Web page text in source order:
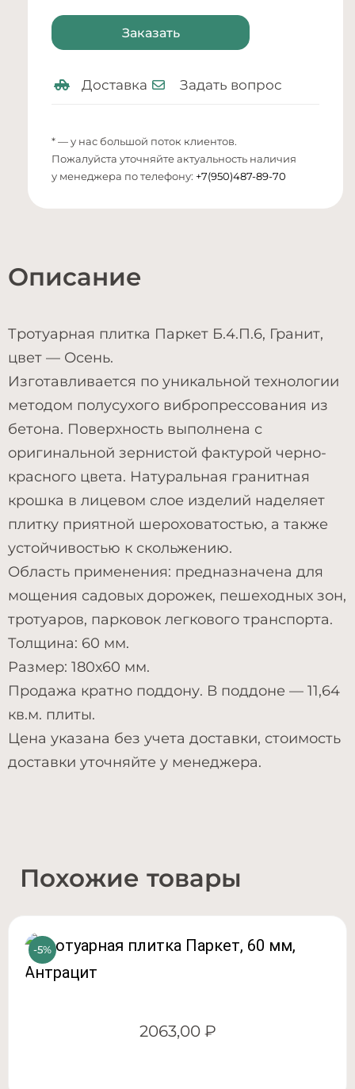
Заказать
Доставка Задать вопрос
* — у нас большой поток клиентов.
Пожалуйста уточняйте актуальность наличия
у менеджера по телефону: +7(950)487-89-70
Описание
Тротуарная плитка Паркет Б.4.П.6, Гранит,
цвет — Осень.
Изготавливается по уникальной технологии
методом полусухого вибропрессования из
бетона. Поверхность выполнена с
оригинальной зернистой фактурой черно-
красного цвета. Натуральная гранитная
крошка в лицевом слое изделий наделяет
плитку приятной шероховатостью, а также
устойчивостью к скольжению.
Область применения: предназначена для
мощения садовых дорожек, пешеходных зон,
тротуаров, парковок легкового транспорта.
Толщина: 60 мм.
Размер: 180х60 мм.
Продажа кратно поддону. В поддоне — 11,64
кв.м. плиты.
Цена указана без учета доставки, стоимость
доставки уточняйте у менеджера.
Похожие товары
2063,00 ₽